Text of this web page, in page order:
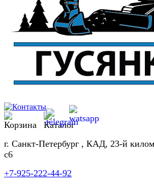
г. Санкт-Петербург , КАД, 23-й
с6
+7-925-222-44-92